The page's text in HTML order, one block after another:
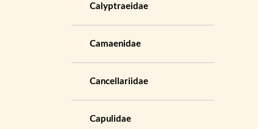
Calyptraeidae
Camaenidae
Cancellariidae
Capulidae